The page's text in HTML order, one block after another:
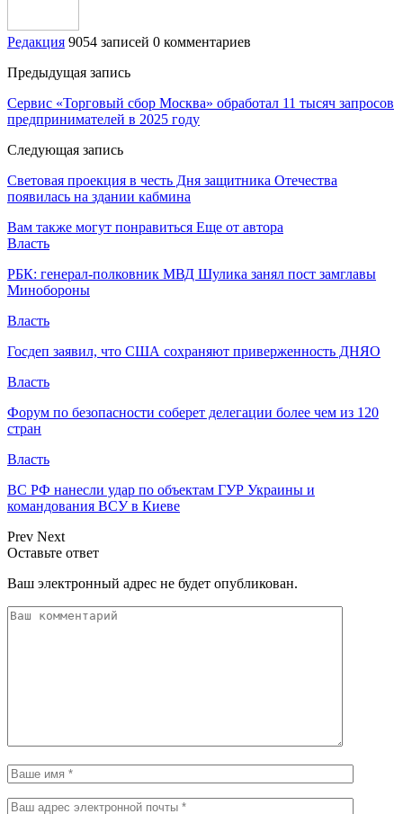
Редакция 9054 записей 0 комментариев
Предыдущая запись
Сервис «Торговый сбор Москва» обработал 11 тысяч запросов
предпринимателей в 2025 году
Следующая запись
Световая проекция в честь Дня защитника Отечества
появилась на здании кабмина
Вам также могут понравиться Еще от автора
Власть
РБК: генерал-полковник МВД Шулика занял пост замглавы
Минобороны
Власть
Госдеп заявил, что США сохраняют приверженность ДНЯО
Власть
Форум по безопасности соберет делегации более чем из 120
стран
Власть
ВС РФ нанесли удар по объектам ГУР Украины и
командования ВСУ в Киеве
Prev Next
Оставьте ответ
Ваш электронный адрес не будет опубликован.